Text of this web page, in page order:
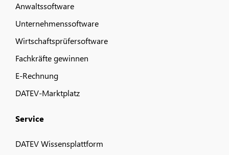
Anwaltssoftware
Unternehmenssoftware
Wirtschaftsprüfersoftware
Fachkräfte gewinnen
E-Rechnung
DATEV-Marktplatz
Service
DATEV Wissensplattform